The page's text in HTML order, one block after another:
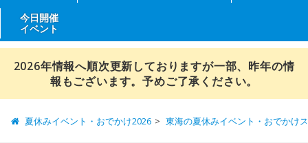
今日開催
イベント
2026年情報へ順次更新しておりますが一部、昨年の情
報もございます。予めご了承ください。
夏休みイベント・おでかけ2026 東海の夏休みイベント・おでかけ